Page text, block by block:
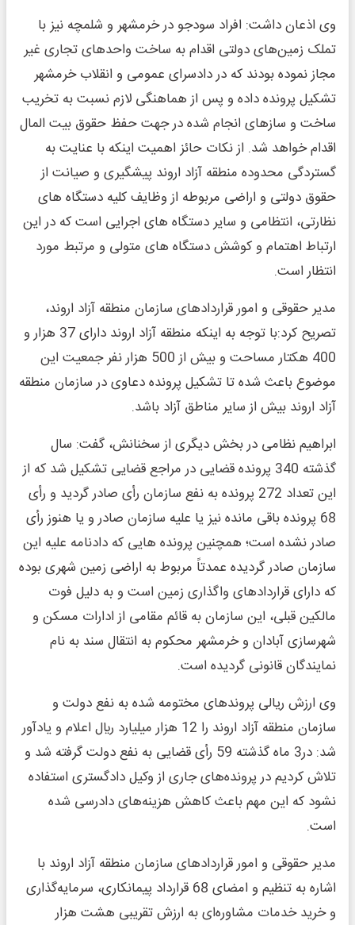
وی اذعان داشت: افراد سودجو در خرمشهر و شلمچه نیز با
تملک زمین‌های دولتی اقدام به ساخت واحدهای تجاری غیر
مجاز نموده بودند که در دادسرای عمومی و انقلاب خرمشهر
تشکیل پرونده داده و پس از هماهنگی لازم نسبت به تخریب
ساخت و سازهای انجام شده در جهت حفظ حقوق بیت المال
اقدام خواهد شد. از نکات حائز اهمیت اینکه با عنایت به
گستردگی محدوده منطقه آزاد اروند پیشگیری و صیانت از
حقوق دولتی و اراضی مربوطه از وظایف کلیه دستگاه های
نظارتی، انتظامی و سایر دستگاه های اجرایی است که در این
ارتباط اهتمام و کوشش دستگاه های متولی و مرتبط مورد
انتظار است.
مدیر حقوقی و امور قراردادهای سازمان منطقه آزاد اروند،
تصریح کرد:با توجه به اینکه منطقه آزاد اروند دارای 37 هزار و
400 هکتار مساحت و بیش از 500 هزار نفر جمعیت این
موضوع باعث شده تا تشکیل پرونده دعاوی در سازمان منطقه
آزاد اروند بیش از سایر مناطق آزاد باشد.
ابراهیم نظامی در بخش دیگری از سخنانش، گفت: سال
گذشته 340 پرونده قضایی در مراجع قضایی تشکیل شد که از
این تعداد 272 پرونده به نفع سازمان رأی صادر گردید و رأی
68 پرونده باقی مانده نیز یا علیه سازمان صادر و یا هنوز رأی
صادر نشده است؛ همچنین پرونده هایی که دادنامه علیه این
سازمان صادر گردیده عمدتاً مربوط به اراضی زمین شهری بوده
که دارای قراردادهای واگذاری زمین است و به دلیل فوت
مالکین قبلی، این سازمان به قائم مقامی از ادارات مسکن و
شهرسازی آبادان و خرمشهر محکوم به انتقال سند به نام
نمایندگان قانونی گردیده است.
وی ارزش ريالی پروندهای مختومه شده به نفع دولت و
سازمان منطقه آزاد اروند را 12 هزار میلیارد ريال اعلام و یادآور
شد: در3 ماه گذشته 59 رأی قضایی به نفع دولت گرفته شد و
تلاش کردیم در پرونده‌های جاری از وکیل دادگستری استفاده
نشود که این مهم باعث کاهش هزینه‌های دادرسی شده
است.
مدیر حقوقی و امور قراردادهای سازمان منطقه آزاد اروند با
اشاره به تنظیم و امضای 68 قرارداد پیمانکاری، سرمایه‌گذاری
و خرید خدمات مشاوره‌ای به ارزش تقریبی هشت هزار